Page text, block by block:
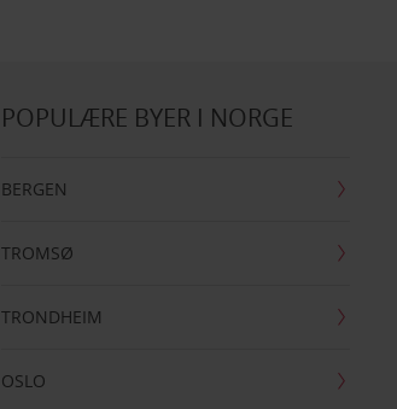
POPULÆRE BYER I NORGE
BERGEN
TROMSØ
TRONDHEIM
OSLO